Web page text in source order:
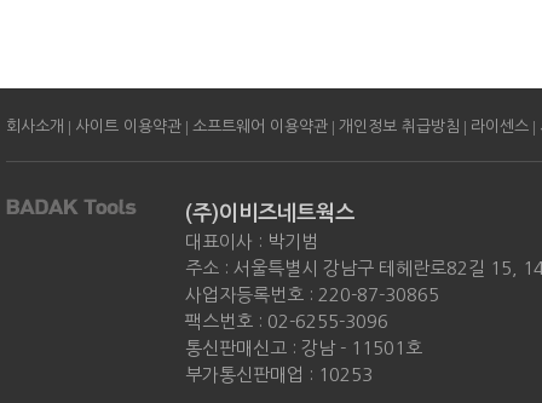
회사소개 | 사이트 이용약관 | 소프트웨어 이용약관 | 개인정보 취급방침 | 라이센스 |
(주)이비즈네트웍스
대표이사 : 박기범
주소 : 서울특별시 강남구 테헤란로82길 15,
사업자등록번호 : 220-87-30865
팩스번호 : 02-6255-3096
통신판매신고 : 강남 - 11501호
부가통신판매업 : 10253